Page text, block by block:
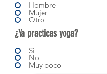
Hombre
Mujer
Otro
¿Ya practicas yoga?
Si
No
Muy poco